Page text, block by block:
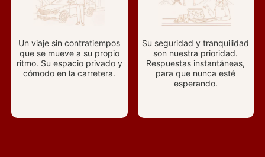
Un viaje sin contratiempos
que se mueve a su propio
ritmo. Su espacio privado y
cómodo en la carretera.
Su seguridad y tranquilidad
son nuestra prioridad.
Respuestas instantáneas,
para que nunca esté
esperando.